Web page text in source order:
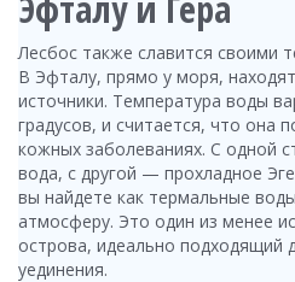
Лесбос также славится своими
В Эфталу, прямо у моря,
источники. Температура воды
градусов, и считается, что она
кожных заболеваниях. С одной
вода, с другой — прохладное
вы найдете как термальные
атмосферу. Это один из менее
острова, идеально подходящий
уединения.